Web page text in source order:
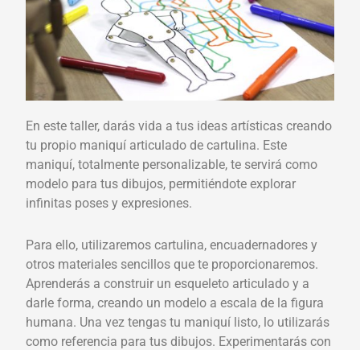
En este taller, darás vida a tus ideas artísticas creando
tu propio maniquí articulado de cartulina. Este
maniquí, totalmente personalizable, te servirá como
modelo para tus dibujos, permitiéndote explorar
infinitas poses y expresiones.
Para ello, utilizaremos cartulina, encuadernadores y
otros materiales sencillos que te proporcionaremos.
Aprenderás a construir un esqueleto articulado y a
darle forma, creando un modelo a escala de la figura
humana. Una vez tengas tu maniquí listo, lo utilizarás
como referencia para tus dibujos. Experimentarás con